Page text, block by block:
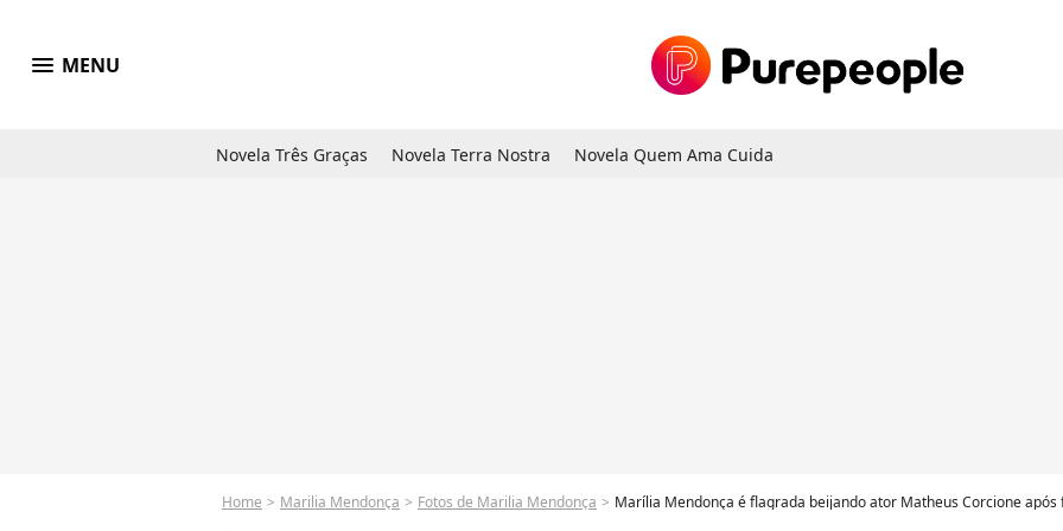
menu MENU
Novela Três Graças Novela Terra Nostra Novela Quem Ama Cuida
Home Marilia Mendonça Fotos de Marilia Mendonça Marília Mendonça é flagrada beijando ator Matheus Corcione após